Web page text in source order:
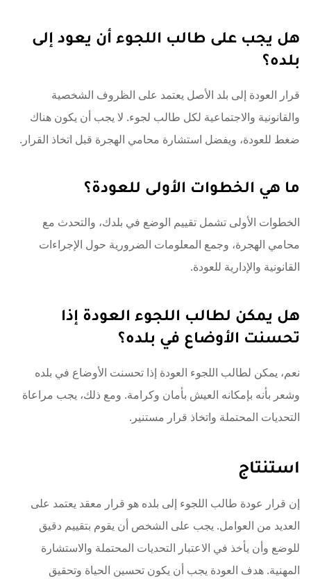
هل يجب على طالب اللجوء أن يعود إلى
بلده؟
قرار العودة إلى بلد الأصل يعتمد على الظروف الشخصية
والقانونية والاجتماعية لكل طالب لجوء. لا يجب أن يكون هناك
ضغط للعودة، ويفضل استشارة محامي الهجرة قبل اتخاذ القرار.
ما هي الخطوات الأولى للعودة؟
الخطوات الأولى تشمل تقييم الوضع في بلدك، والتحدث مع
محامي الهجرة، وجمع المعلومات الضرورية حول الإجراءات
القانونية والإدارية للعودة.
هل يمكن لطالب اللجوء العودة إذا
تحسنت الأوضاع في بلده؟
نعم، يمكن لطالب اللجوء العودة إذا تحسنت الأوضاع في بلده
وشعر بأنه بإمكانه العيش بأمان وكرامة. ومع ذلك، يجب مراعاة
التحديات المحتملة واتخاذ قرار مستنير.
استنتاج
إن قرار عودة طالب اللجوء إلى بلده هو قرار معقد يعتمد على
العديد من العوامل. يجب على الشخص أن يقوم بتقييم دقيق
للوضع وأن يأخذ في الاعتبار التحديات المحتملة والاستشارة
المهنية. هدف العودة يجب أن يكون تحسين الحياة وتحقيق